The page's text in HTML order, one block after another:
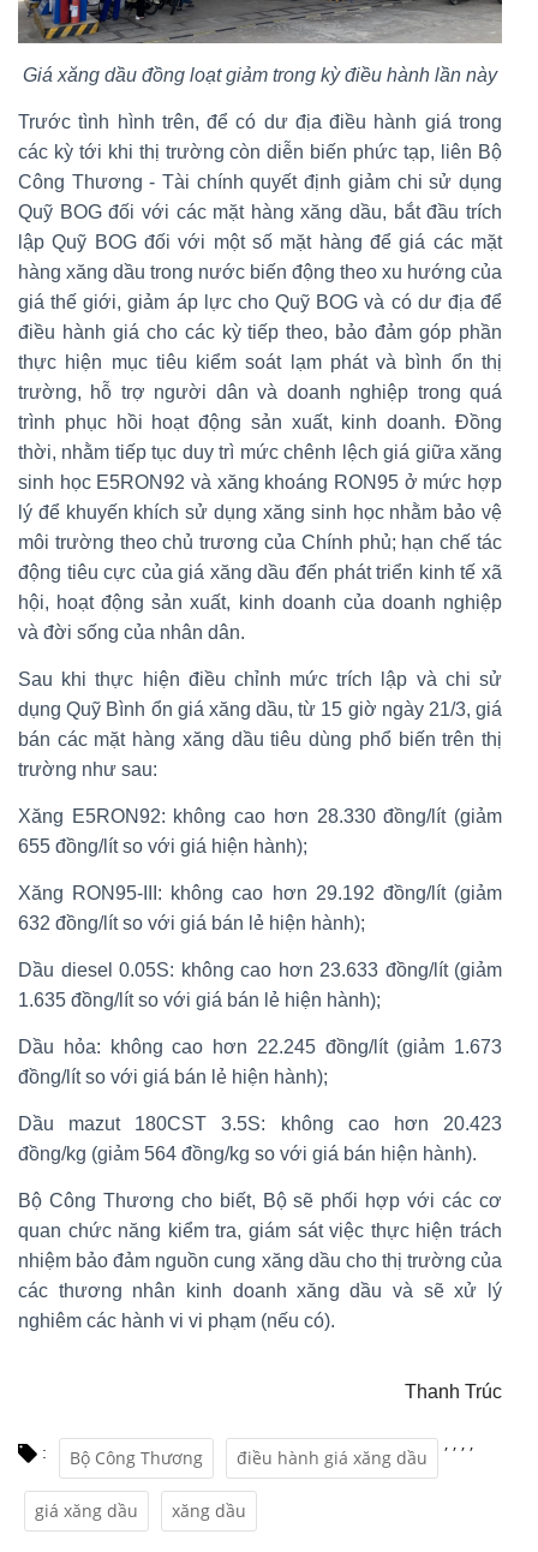
Giá xăng dầu đồng loạt giảm trong kỳ điều hành lần này
Trước tình hình trên, để có dư địa điều hành giá trong
các kỳ tới khi thị trường còn diễn biến phức tạp, liên Bộ
Công Thương - Tài chính quyết định giảm chi sử dụng
Quỹ BOG đối với các mặt hàng xăng dầu, bắt đầu trích
lập Quỹ BOG đối với một số mặt hàng để giá các mặt
hàng xăng dầu trong nước biến động theo xu hướng của
giá thế giới, giảm áp lực cho Quỹ BOG và có dư địa để
điều hành giá cho các kỳ tiếp theo, bảo đảm góp phần
thực hiện mục tiêu kiểm soát lạm phát và bình ổn thị
trường, hỗ trợ người dân và doanh nghiệp trong quá
trình phục hồi hoạt động sản xuất, kinh doanh. Đồng
thời, nhằm tiếp tục duy trì mức chênh lệch giá giữa xăng
sinh học E5RON92 và xăng khoáng RON95 ở mức hợp
lý để khuyến khích sử dụng xăng sinh học nhằm bảo vệ
môi trường theo chủ trương của Chính phủ; hạn chế tác
động tiêu cực của giá xăng dầu đến phát triển kinh tế xã
hội, hoạt động sản xuất, kinh doanh của doanh nghiệp
và đời sống của nhân dân.
Sau khi thực hiện điều chỉnh mức trích lập và chi sử
dụng Quỹ Bình ổn giá xăng dầu, từ 15 giờ ngày 21/3, giá
bán các mặt hàng xăng dầu tiêu dùng phổ biến trên thị
trường như sau:
Xăng E5RON92: không cao hơn 28.330 đồng/lít (giảm
655 đồng/lít so với giá hiện hành);
Xăng RON95-III: không cao hơn 29.192 đồng/lít (giảm
632 đồng/lít so với giá bán lẻ hiện hành);
Dầu diesel 0.05S: không cao hơn 23.633 đồng/lít (giảm
1.635 đồng/lít so với giá bán lẻ hiện hành);
Dầu hỏa: không cao hơn 22.245 đồng/lít (giảm 1.673
đồng/lít so với giá bán lẻ hiện hành);
Dầu mazut 180CST 3.5S: không cao hơn 20.423
đồng/kg (giảm 564 đồng/kg so với giá bán hiện hành).
Bộ Công Thương cho biết, Bộ sẽ phối hợp với các cơ
quan chức năng kiểm tra, giám sát việc thực hiện trách
nhiệm bảo đảm nguồn cung xăng dầu cho thị trường của
các thương nhân kinh doanh xăng dầu và sẽ xử lý
nghiêm các hành vi vi phạm (nếu có).
Thanh Trúc
: Bộ Công Thương
,
điều hành giá xăng dầu
,
giá xăng dầu
,
xăng dầu
,